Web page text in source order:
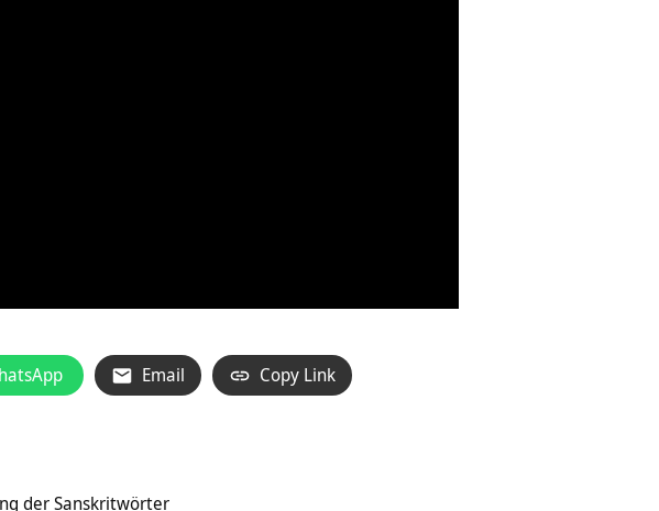
Email Copy Link
der Sanskritwörter